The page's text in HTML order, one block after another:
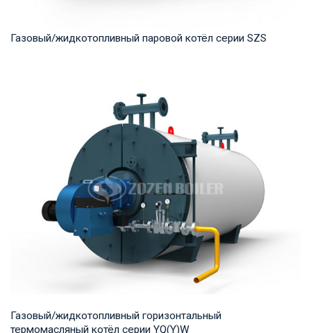
Газовый/жидкотопливный паровой котёл серии SZS
продукта: 10-50 т/ч Температура на выходе...
Газовый/жидкотопливный горизонтальный
термомасляный котёл серии YQ(Y)W